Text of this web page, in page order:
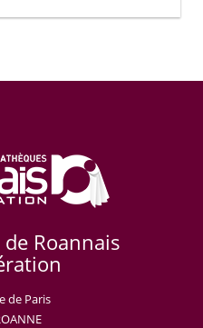
Roannais
de Paris